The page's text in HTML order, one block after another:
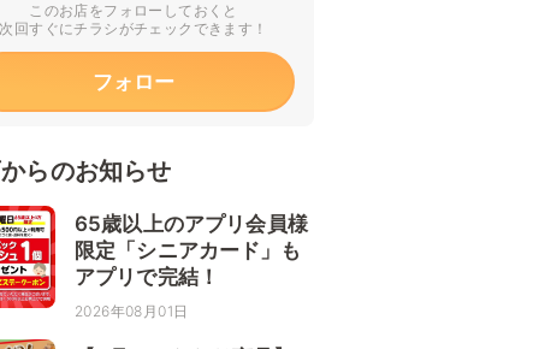
このお店をフォローしておくと
次回すぐにチラシがチェックできます！
フォロー
らのお知らせ
65歳以上のアプリ会員様
限定「シニアカード」も
アプリで完結！
2026年08月01日